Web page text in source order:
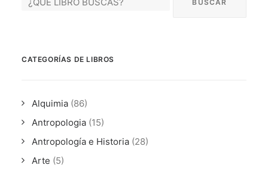
CATEGORÍAS DE LIBROS
Alquimia (86)
Antropologia (15)
Antropología e Historia (28)
Arte (5)